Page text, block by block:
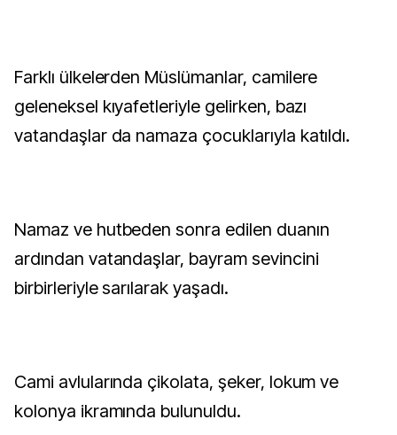
Farklı ülkelerden Müslümanlar, camilere
geleneksel kıyafetleriyle gelirken, bazı
vatandaşlar da namaza çocuklarıyla katıldı.
Namaz ve hutbeden sonra edilen duanın
ardından vatandaşlar, bayram sevincini
birbirleriyle sarılarak yaşadı.
Cami avlularında çikolata, şeker, lokum ve
kolonya ikramında bulunuldu.